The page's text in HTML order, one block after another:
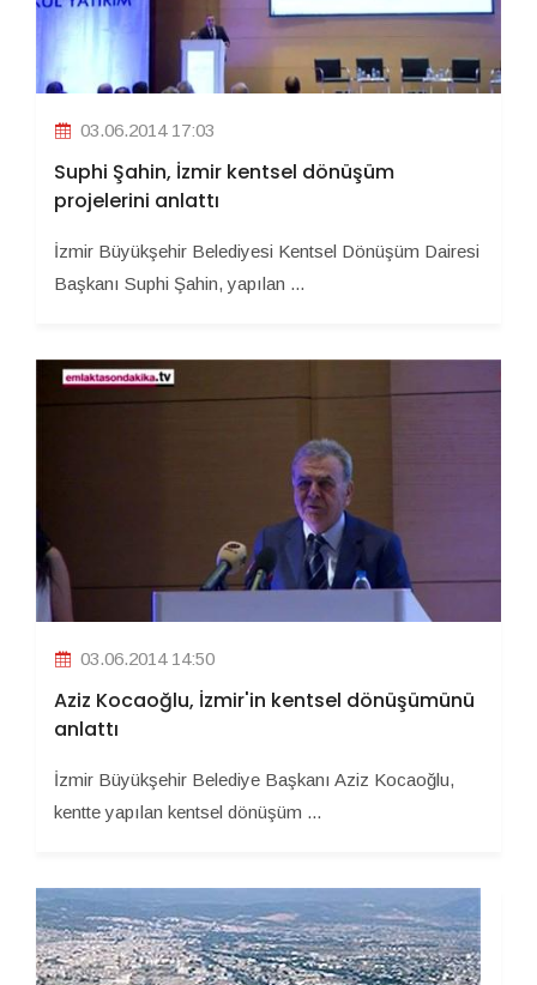
03.06.2014 17:03
Suphi Şahin, İzmir kentsel dönüşüm
projelerini anlattı
İzmir Büyükşehir Belediyesi Kentsel Dönüşüm Dairesi
Başkanı Suphi Şahin, yapılan ...
03.06.2014 14:50
Aziz Kocaoğlu, İzmir'in kentsel dönüşümünü
anlattı
İzmir Büyükşehir Belediye Başkanı Aziz Kocaoğlu,
kentte yapılan kentsel dönüşüm ...